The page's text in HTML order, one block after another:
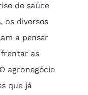
de saúde
os diversos
a pensar
as
agronegócio
que já